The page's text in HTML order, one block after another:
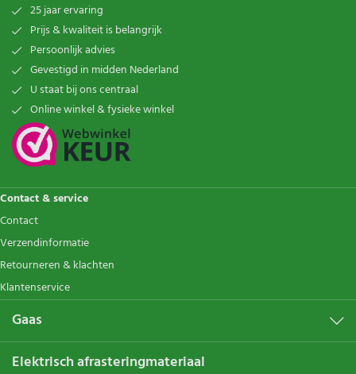
25 jaar ervaring
Prijs & kwaliteit is belangrijk
Persoonlijk advies
Gevestigd in midden Nederland
U staat bij ons centraal
Online winkel & fysieke winkel
Contact & service
Contact
Verzendinformatie
Retourneren & klachten
Klantenservice
Gaas
Elektrisch afrasteringmateriaal